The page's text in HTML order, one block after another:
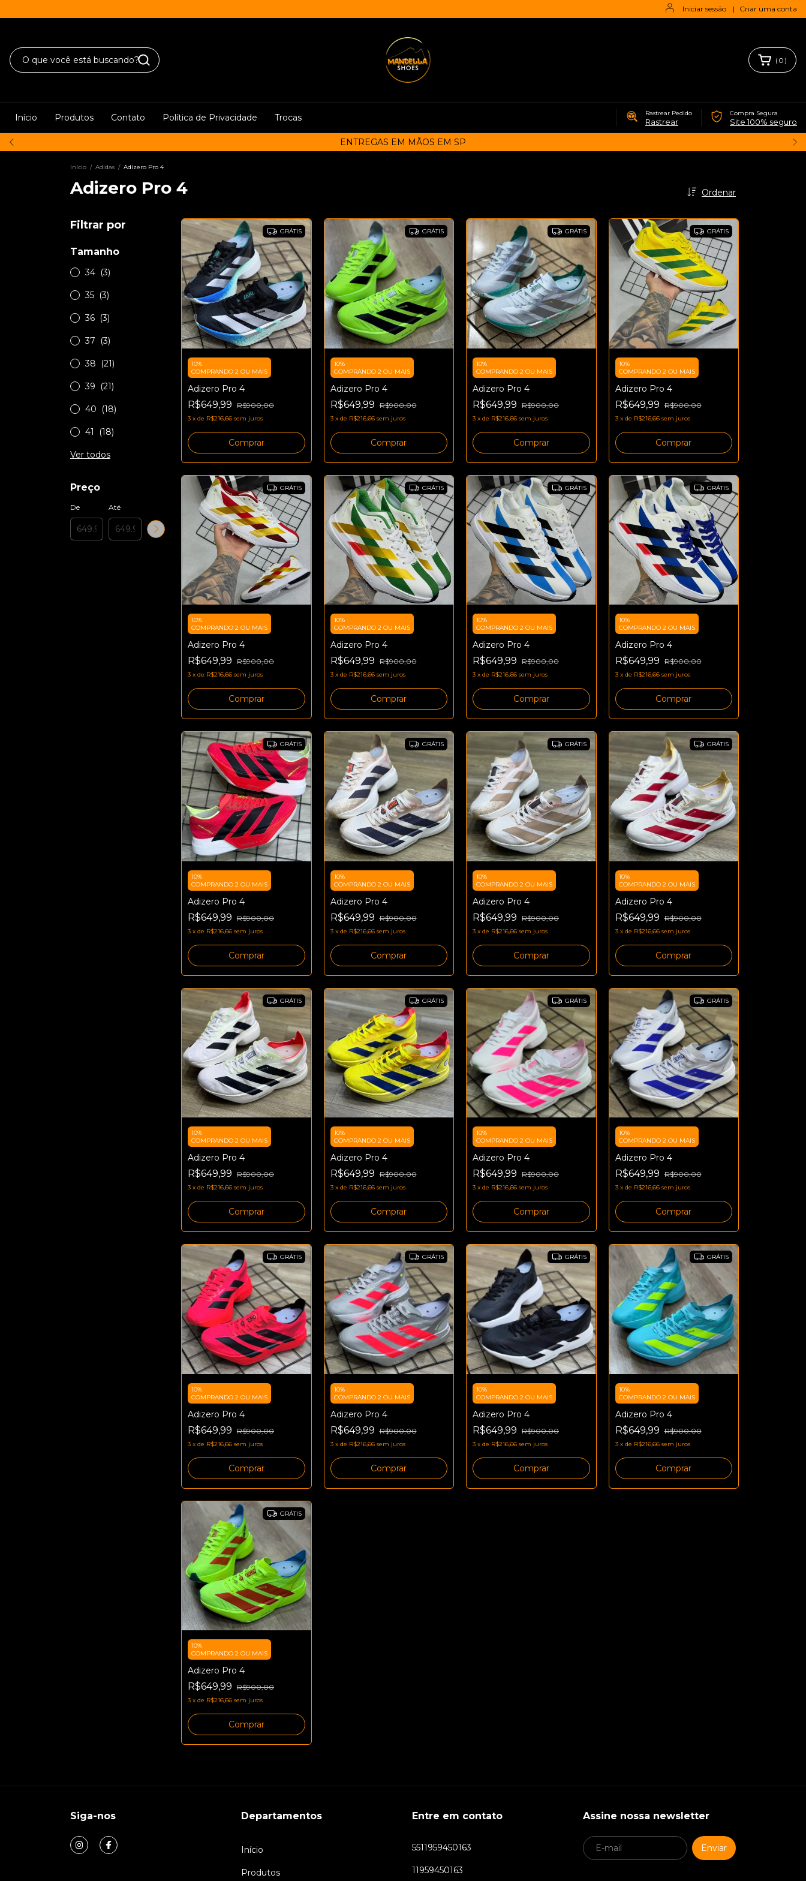
Iniciar sessão | Criar uma conta
ENTREGAS EM MÃOS EM SP
( 0 )
Início Produtos Contato Política de Privacidade Trocas Rastrear Pedido
Rastrear
Compra Segura
Site 100% seguro
Início / Adidas / Adizero Pro 4
Adizero Pro 4 Ordenar
Filtrar por
Tamanho
34 (3)
35 (3)
36 (3)
37 (3)
38 (21)
39 (21)
40 (18)
41 (18)
Ver todos
Preço
De Até
GRÁTIS
10%
COMPRANDO 2 OU MAIS
Adizero Pro 4
R$649,99 R$900,00
3 x de R$216,66 sem juros
Comprar
GRÁTIS
10%
COMPRANDO 2 OU MAIS
Adizero Pro 4
R$649,99 R$900,00
3 x de R$216,66 sem juros
Comprar
GRÁTIS
10%
COMPRANDO 2 OU MAIS
Adizero Pro 4
R$649,99 R$900,00
3 x de R$216,66 sem juros
Comprar
GRÁTIS
10%
COMPRANDO 2 OU MAIS
Adizero Pro 4
R$649,99 R$900,00
3 x de R$216,66 sem juros
Comprar
GRÁTIS
10%
COMPRANDO 2 OU MAIS
Adizero Pro 4
R$649,99 R$900,00
3 x de R$216,66 sem juros
Comprar
GRÁTIS
10%
COMPRANDO 2 OU MAIS
Adizero Pro 4
R$649,99 R$900,00
3 x de R$216,66 sem juros
Comprar
GRÁTIS
10%
COMPRANDO 2 OU MAIS
Adizero Pro 4
R$649,99 R$900,00
3 x de R$216,66 sem juros
Comprar
GRÁTIS
10%
COMPRANDO 2 OU MAIS
Adizero Pro 4
R$649,99 R$900,00
3 x de R$216,66 sem juros
Comprar
GRÁTIS
10%
COMPRANDO 2 OU MAIS
Adizero Pro 4
R$649,99 R$900,00
3 x de R$216,66 sem juros
Comprar
GRÁTIS
10%
COMPRANDO 2 OU MAIS
Adizero Pro 4
R$649,99 R$900,00
3 x de R$216,66 sem juros
Comprar
GRÁTIS
10%
COMPRANDO 2 OU MAIS
Adizero Pro 4
R$649,99 R$900,00
3 x de R$216,66 sem juros
Comprar
GRÁTIS
10%
COMPRANDO 2 OU MAIS
Adizero Pro 4
R$649,99 R$900,00
3 x de R$216,66 sem juros
Comprar
GRÁTIS
10%
COMPRANDO 2 OU MAIS
Adizero Pro 4
R$649,99 R$900,00
3 x de R$216,66 sem juros
Comprar
GRÁTIS
10%
COMPRANDO 2 OU MAIS
Adizero Pro 4
R$649,99 R$900,00
3 x de R$216,66 sem juros
Comprar
GRÁTIS
10%
COMPRANDO 2 OU MAIS
Adizero Pro 4
R$649,99 R$900,00
3 x de R$216,66 sem juros
Comprar
GRÁTIS
10%
COMPRANDO 2 OU MAIS
Adizero Pro 4
R$649,99 R$900,00
3 x de R$216,66 sem juros
Comprar
GRÁTIS
10%
COMPRANDO 2 OU MAIS
Adizero Pro 4
R$649,99 R$900,00
3 x de R$216,66 sem juros
Comprar
GRÁTIS
10%
COMPRANDO 2 OU MAIS
Adizero Pro 4
R$649,99 R$900,00
3 x de R$216,66 sem juros
Comprar
GRÁTIS
10%
COMPRANDO 2 OU MAIS
Adizero Pro 4
R$649,99 R$900,00
3 x de R$216,66 sem juros
Comprar
GRÁTIS
10%
COMPRANDO 2 OU MAIS
Adizero Pro 4
R$649,99 R$900,00
3 x de R$216,66 sem juros
Comprar
GRÁTIS
10%
COMPRANDO 2 OU MAIS
Adizero Pro 4
R$649,99 R$900,00
3 x de R$216,66 sem juros
Comprar
Siga-nos Departamentos
Início
Produtos
Entre em contato
5511959450163
11959450163
Assine nossa newsletter